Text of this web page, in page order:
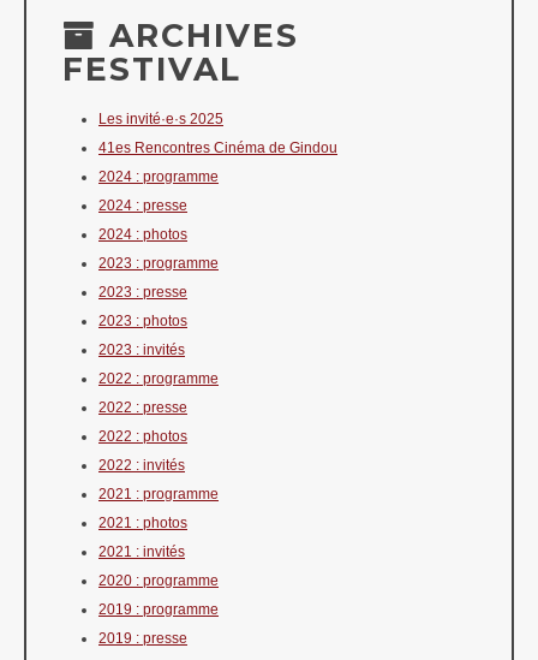
ARCHIVES
FESTIVAL
Les invité·e·s 2025
41es Rencontres Cinéma de Gindou
2024 : programme
2024 : presse
2024 : photos
2023 : programme
2023 : presse
2023 : photos
2023 : invités
2022 : programme
2022 : presse
2022 : photos
2022 : invités
2021 : programme
2021 : photos
2021 : invités
2020 : programme
2019 : programme
2019 : presse